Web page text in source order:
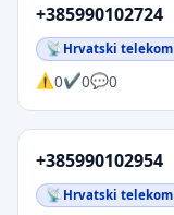
+385990102724
Hrvatski telekom
0 0 0
+385990102954
Hrvatski telekom